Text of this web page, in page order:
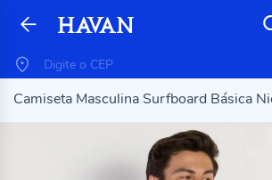
Camiseta Masculina Surfboard Básica